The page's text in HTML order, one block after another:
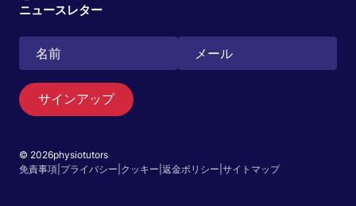
検索
ニュースレター
サインアップ
© 2026physiotutors
免責事項 プライバシー クッキー 返金ポリシー サイトマップ